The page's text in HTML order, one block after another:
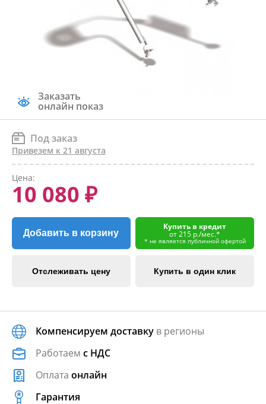
Заказать
онлайн показ
Под заказ
Привезем к 21 августа
Цена:
10 080 ₽
Добавить в корзину
Купить в кредит
от 215 р./мес.*
* не является публичной офертой
Отслеживать цену Купить в один клик
Компенсируем доставку в регионы
Работаем с НДС
Оплата онлайн
Гарантия